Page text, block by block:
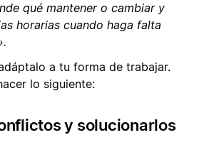
qué mantener o cambiar y
horarias cuando haga falta
a tu forma de trabajar.
lo siguiente:
y solucionarlos